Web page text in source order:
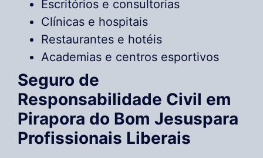
Escritórios e consultorias
Clínicas e hospitais
Restaurantes e hotéis
Academias e centros esportivos
Seguro de
Responsabilidade Civil em
Pirapora do Bom Jesuspara
Profissionais Liberais